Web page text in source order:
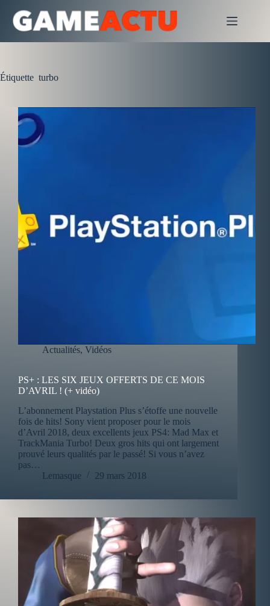
contenu
Étiquette turbo
Actualités, Vidéos
PS+ : LES SIX JEUX OFFERTS DE CE MOIS
D’AVRIL ! (+ vidéo)
L’abonnement Playstation Plus s’étoffe une nouvelle
fois de hits! Sony vient proposer pour le mois
d’Avril 2018, deux excellents jeux PS4: Mad Max et
TrackMania Turbo! Deux gros hits qui ont largement
prouvé leurs qualités par le passé! Si vous n’avez
pas…
Lemasque
29 mars 2018